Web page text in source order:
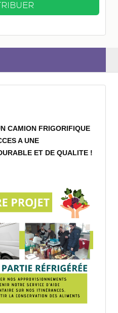
CAMION FRIGORIFIQUE
A UNE
ET DE QUALITE !